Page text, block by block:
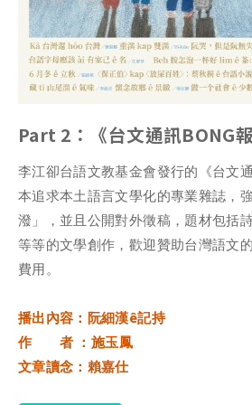
Part 2：《台文通訊BONG報
李江卻台語文教基金會發行的《台文
本追求本土語言文學化的專業雜誌，
潑」，並且公開對外徵稿，題材包括
等等的文學創作，歡迎贊助台灣語文
費用。
播出內容：阮細漢ê記持
作 者 ：施玉鳳
文章讀念：賴嘉仕